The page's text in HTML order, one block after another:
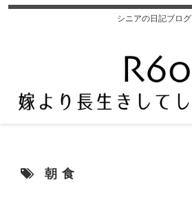
シニアの日記ブログ
朝食